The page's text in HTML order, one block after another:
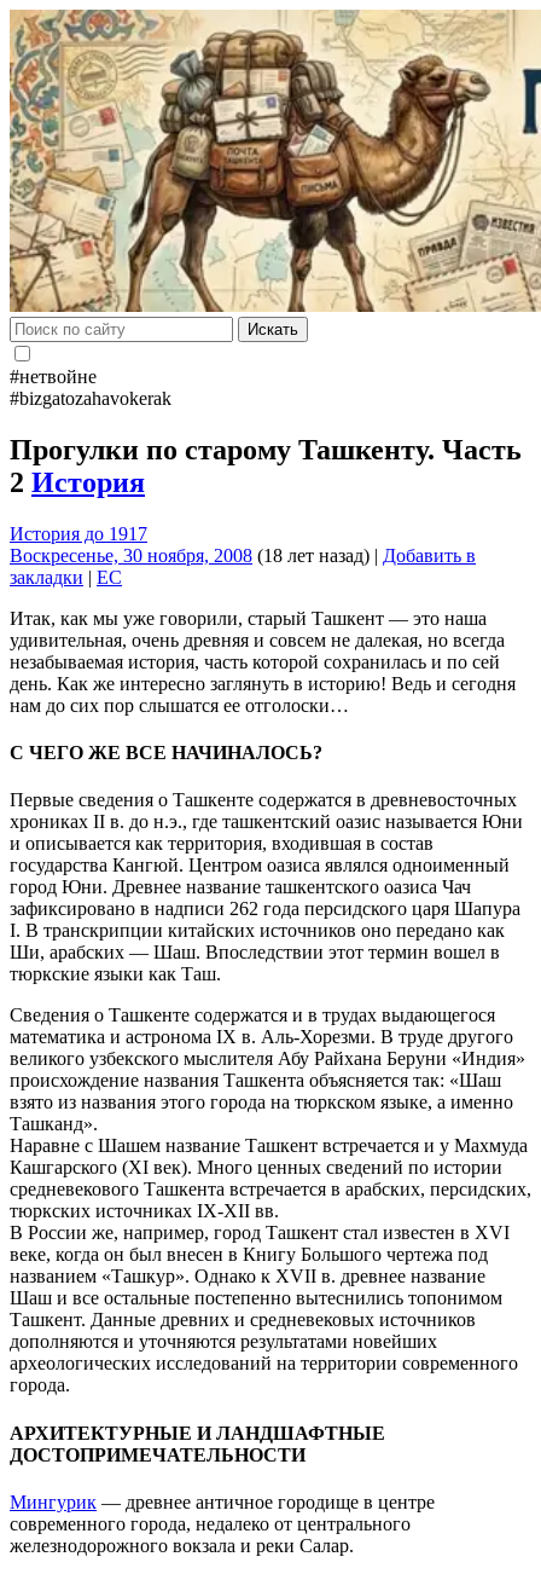
Искать
#нетвойне
#bizgatozahavokerak
Прогулки по старому Ташкенту. Часть
2 История
История до 1917
Воскресенье, 30 ноября, 2008 (18 лет назад) | Добавить в
закладки | EC
Итак, как мы уже говорили, старый Ташкент — это наша
удивительная, очень древняя и совсем не далекая, но всегда
незабываемая история, часть которой сохранилась и по сей
день. Как же интересно заглянуть в историю! Ведь и сегодня
нам до сих пор слышатся ее отголоски…
С ЧЕГО ЖЕ ВСЕ НАЧИНАЛОСЬ?
Первые сведения о Ташкенте содержатся в древневосточных
хрониках II в. до н.э., где ташкентский оазис называется Юни
и описывается как территория, входившая в состав
государства Кангюй. Центром оазиса являлся одноименный
город Юни. Древнее название ташкентского оазиса Чач
зафиксировано в надписи 262 года персидского царя Шапура
I. В транскрипции китайских источников оно передано как
Ши, арабских — Шаш. Впоследствии этот термин вошел в
тюркские языки как Таш.
Сведения о Ташкенте содержатся и в трудах выдающегося
математика и астронома IX в. Аль-Хорезми. В труде другого
великого узбекского мыслителя Абу Райхана Беруни «Индия»
происхождение названия Ташкента объясняется так: «Шаш
взято из названия этого города на тюркском языке, а именно
Ташканд».
Наравне с Шашем название Ташкент встречается и у Махмуда
Кашгарского (XI век). Много ценных сведений по истории
средневекового Ташкента встречается в арабских, персидских,
тюркских источниках IX-XII вв.
В России же, например, город Ташкент стал известен в XVI
веке, когда он был внесен в Книгу Большого чертежа под
названием «Ташкур». Однако к XVII в. древнее название
Шаш и все остальные постепенно вытеснились топонимом
Ташкент. Данные древних и средневековых источников
дополняются и уточняются результатами новейших
археологических исследований на территории современного
города.
АРХИТЕКТУРНЫЕ И ЛАНДШАФТНЫЕ
ДОСТОПРИМЕЧАТЕЛЬНОСТИ
Мингурик — древнее античное городище в центре
современного города, недалеко от центрального
железнодорожного вокзала и реки Салар.